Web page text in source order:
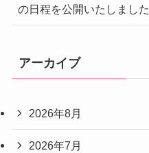
の日程を公開いたしました
アーカイブ
2026年8月
2026年7月